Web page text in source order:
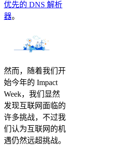
优先的 DNS 解析
器。
然而，随着我们开
始今年的 Impact
Week，我们显然
发现互联网面临的
许多挑战，不过我
们认为互联网的机
遇仍然远超挑战。